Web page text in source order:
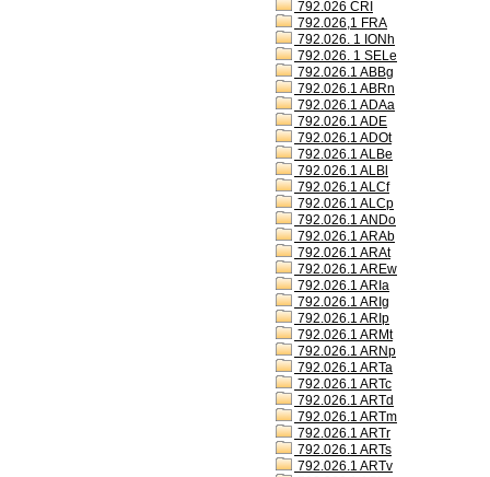
792.026 CRI
792.026,1 FRA
792.026. 1 IONh
792.026. 1 SELe
792.026.1 ABBg
792.026.1 ABRn
792.026.1 ADAa
792.026.1 ADE
792.026.1 ADOt
792.026.1 ALBe
792.026.1 ALBl
792.026.1 ALCf
792.026.1 ALCp
792.026.1 ANDo
792.026.1 ARAb
792.026.1 ARAt
792.026.1 AREw
792.026.1 ARIa
792.026.1 ARIg
792.026.1 ARIp
792.026.1 ARMt
792.026.1 ARNp
792.026.1 ARTa
792.026.1 ARTc
792.026.1 ARTd
792.026.1 ARTm
792.026.1 ARTr
792.026.1 ARTs
792.026.1 ARTv